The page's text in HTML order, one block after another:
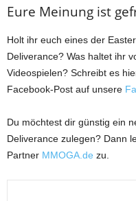
Eure Meinung ist
Holt ihr euch eines der
Deliverance? Was haltet ihr
Videospielen? Schreibt es
Facebook-Post auf unsere
Du möchtest dir günstig ein
Deliverance zulegen? Dann
Partner MMOGA.de zu.